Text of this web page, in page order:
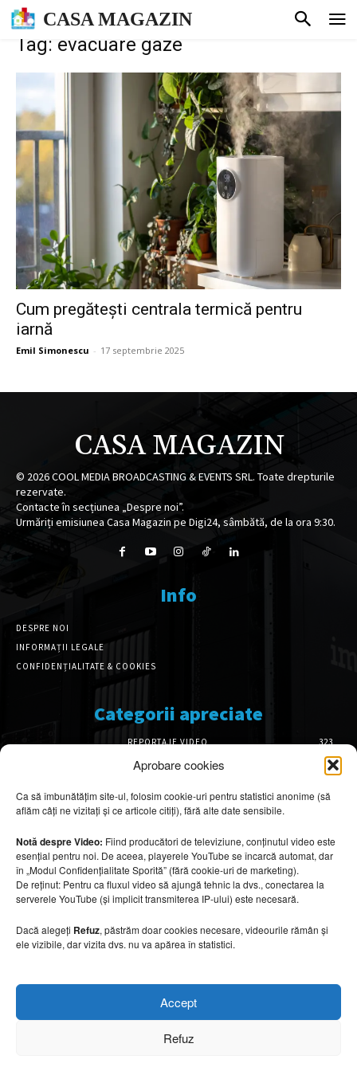
Aprobare cookies
Ca să îmbunătățim site-ul, folosim cookie-uri pentru statistici anonime (să
aflăm câți ne vizitați și ce articole citiți), fără alte date sensibile.
Notă despre Video: Fiind producători de televiziune, conținutul video este
esențial pentru noi. De aceea, playerele YouTube se încarcă automat, dar
în „Modul Confidențialitate Sporită” (fără cookie-uri de marketing).
De reținut: Pentru ca fluxul video să ajungă tehnic la dvs., conectarea la
serverele YouTube (și implicit transmiterea IP-ului) este necesară.
Dacă alegeți Refuz, păstrăm doar cookies necesare, videourile rămân și
ele vizibile, dar vizita dvs. nu va apărea în statistici.
Accept
Refuz
CASA MAGAZIN
Tag: evacuare gaze
Cum pregătești centrala termică pentru
iarnă
Emil Simonescu - 17 septembrie 2025
CASA MAGAZIN
© 2026COOL MEDIA BROADCASTING & EVENTS SRL. Toate drepturile
rezervate.
Contacte în secțiunea „Despre noi”.
Urmăriți emisiunea Casa Magazin pe Digi24, sâmbătă, de la ora 9:30.
Info
DESPRE NOI
INFORMAȚII LEGALE
CONFIDENȚIALITATE & COOKIES
Categorii apreciate
REPORTAJE VIDEO
323
AMENAJĂRI INTERIOARE
126
DESIGN INTERIOR
64
ARHITECTURĂ & DESIGN
OPINII & ANALIZE
43
Articole recomandate
Turismul marocan, între riaduri și refugii
10 august 2026
Cele mai impresionante cabane moderne
7 august 2026